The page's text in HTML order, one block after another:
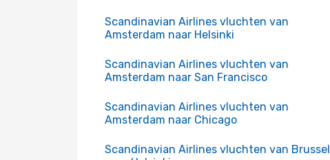
Scandinavian Airlines vluchten van
Amsterdam naar Helsinki
Scandinavian Airlines vluchten van
Amsterdam naar San Francisco
Scandinavian Airlines vluchten van
Amsterdam naar Chicago
Scandinavian Airlines vluchten van Brussel